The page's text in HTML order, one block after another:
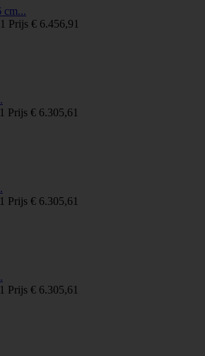
cm...
Prijs € 6.456,91
Prijs € 6.305,61
Prijs € 6.305,61
Prijs € 6.305,61